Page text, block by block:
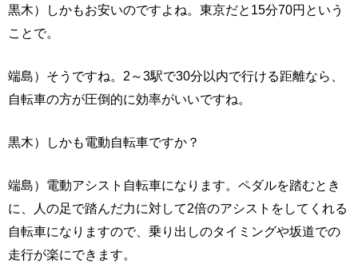
黒木）しかもお安いのですよね。東京だと15分70円という
ことで。
端島）そうですね。2～3駅で30分以内で行ける距離なら、
自転車の方が圧倒的に効率がいいですね。
黒木）しかも電動自転車ですか？
端島）電動アシスト自転車になります。ペダルを踏むとき
に、人の足で踏んだ力に対して2倍のアシストをしてくれる
自転車になりますので、乗り出しのタイミングや坂道での
走行が楽にできます。